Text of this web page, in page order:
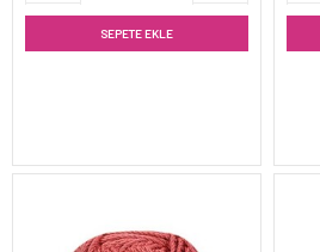
SEPETE EKLE